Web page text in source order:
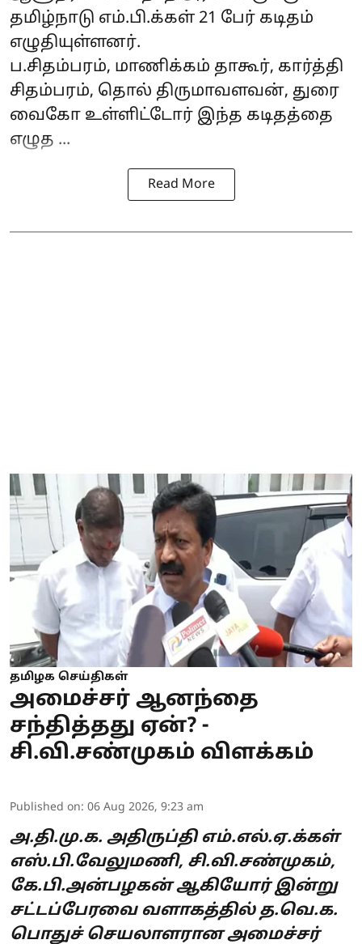
தமிழ்நாடு எம்.பி.க்கள் 21 பேர் கடிதம்
எழுதியுள்ளனர்.
ப.சிதம்பரம், மாணிக்கம் தாகூர், கார்த்தி
சிதம்பரம், தொல் திருமாவளவன், துரை
வைகோ உள்ளிட்டோர் இந்த கடிதத்தை
எழுத ...
Read More
தமிழக செய்திகள்
அமைச்சர் ஆனந்தை
சந்தித்தது ஏன்? -
சி.வி.சண்முகம் விளக்கம்
Published on: 06 Aug 2026, 9:23 am
அ.தி.மு.க. அதிருப்தி எம்.எல்.ஏ.க்கள்
எஸ்.பி.வேலுமணி, சி.வி.சண்முகம்,
கே.பி.அன்பழகன் ஆகியோர் இன்று
சட்டப்பேரவை வளாகத்தில் த.வெ.க.
பொதுச் செயலாளரான அமைச்சர்